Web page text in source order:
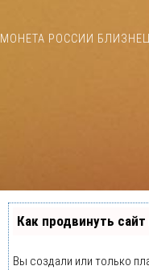
МОНЕТА РОССИИ
Как продвинуть
Вы создали или только